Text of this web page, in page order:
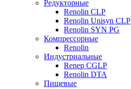
Редукторные
Renolin CLP
Renolin Unisyn CLP
Renolin SYN PG
Компрессорные
Renolin
Индустриальные
Renep CGLP
Renolin DTA
Пищевые